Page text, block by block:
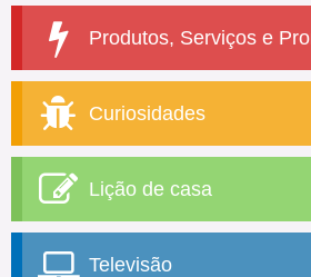
Produtos, Serviços e
Curiosidades
Lição de casa
Televisão